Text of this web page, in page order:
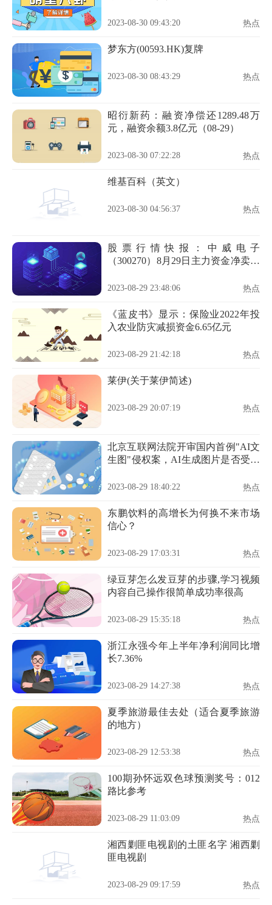
2023-08-30 09:43:20 热点
梦东方(00593.HK)复牌
2023-08-30 08:43:29 热点
昭衍新药：融资净偿还1289.48万
元，融资余额3.8亿元（08-29）
2023-08-30 07:22:28 热点
维基百科（英文）
2023-08-30 04:56:37 热点
股票行情快报：中威电子
（300270）8月29日主力资金净卖出
2023-08-29 23:48:06 热点
《蓝皮书》显示：保险业2022年投
入农业防灾减损资金6.65亿元
2023-08-29 21:42:18 热点
莱伊(关于莱伊简述)
2023-08-29 20:07:19 热点
北京互联网法院开审国内首例"AI文
生图"侵权案，AI生成图片是否受法
2023-08-29 18:40:22 热点
东鹏饮料的高增长为何换不来市场
信心？
2023-08-29 17:03:31 热点
绿豆芽怎么发豆芽的步骤,学习视频
内容自己操作很简单成功率很高
2023-08-29 15:35:18 热点
浙江永强今年上半年净利润同比增
长7.36%
2023-08-29 14:27:38 热点
夏季旅游最佳去处（适合夏季旅游
的地方）
2023-08-29 12:53:38 热点
100期孙怀远双色球预测奖号：012
路比参考
2023-08-29 11:03:09 热点
湘西剿匪电视剧的土匪名字 湘西剿
匪电视剧
2023-08-29 09:17:59 热点